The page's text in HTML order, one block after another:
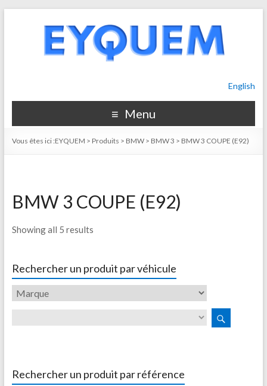
English
Menu
Vous êtes ici :EYQUEM > Produits > BMW> BMW 3 > BMW 3 COUPE (E92)
BMW 3 COUPE (E92)
Showing all 5 results
Rechercher un produit par véhicule
Rechercher un produit par référence